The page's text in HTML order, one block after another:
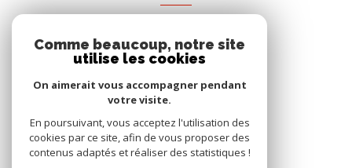
Espace propriétaire
SE CONNECTER
Comme beaucoup, notre site
utilise les cookies
On aimerait vous accompagner pendant
votre visite.
En poursuivant, vous acceptez l'utilisation des
cookies par ce site, afin de vous proposer des
contenus adaptés et réaliser des statistiques !